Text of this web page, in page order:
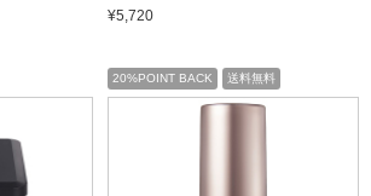
¥5,720
20%POINT BACK 送料無料